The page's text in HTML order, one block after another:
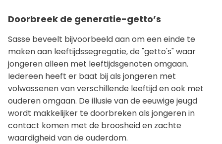
Doorbreek de generatie-getto’s
Sasse beveelt bijvoorbeeld aan om een einde te
maken aan leeftijdssegregatie, de "getto's" waar
jongeren alleen met leeftijdsgenoten omgaan.
Iedereen heeft er baat bij als jongeren met
volwassenen van verschillende leeftijd en ook met
ouderen omgaan. De illusie van de eeuwige jeugd
wordt makkelijker te doorbreken als jongeren in
contact komen met de broosheid en zachte
waardigheid van de ouderdom.